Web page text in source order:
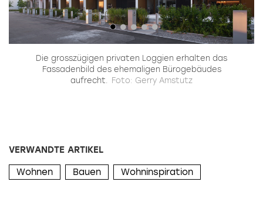
Die grosszügigen privaten Loggien erhalten das
Fassadenbild des ehemaligen Bürogebäudes
aufrecht. Foto: Gerry Amstutz
VERWANDTE ARTIKEL
Wohnen Bauen Wohninspiration